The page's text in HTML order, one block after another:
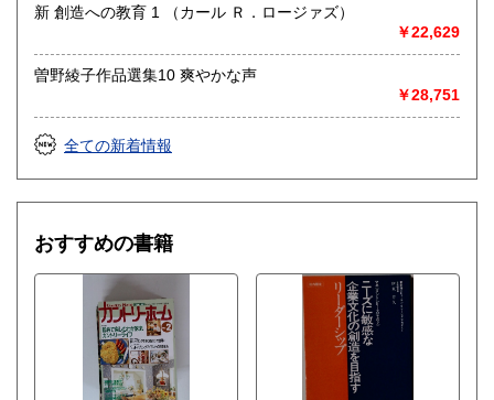
新 創造への教育 1 （カール Ｒ．ロージァズ）
￥22,629
曽野綾子作品選集10 爽やかな声
￥28,751
全ての新着情報
おすすめの書籍